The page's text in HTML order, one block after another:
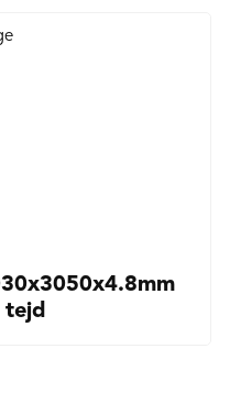
tejd